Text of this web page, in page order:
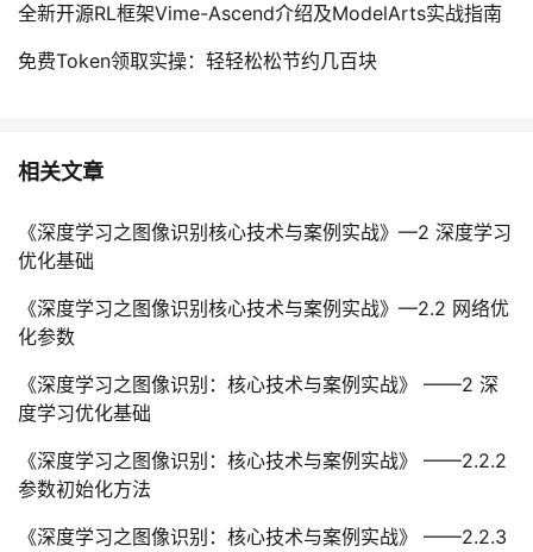
全新开源RL框架Vime-Ascend介绍及ModelArts实战指南
免费Token领取实操：轻轻松松节约几百块
相关文章
《深度学习之图像识别核心技术与案例实战》—2 深度学习
优化基础
《深度学习之图像识别核心技术与案例实战》—2.2 网络优
化参数
《深度学习之图像识别：核心技术与案例实战》 ——2 深
度学习优化基础
《深度学习之图像识别：核心技术与案例实战》 ——2.2.2
参数初始化方法
《深度学习之图像识别：核心技术与案例实战》 ——2.2.3